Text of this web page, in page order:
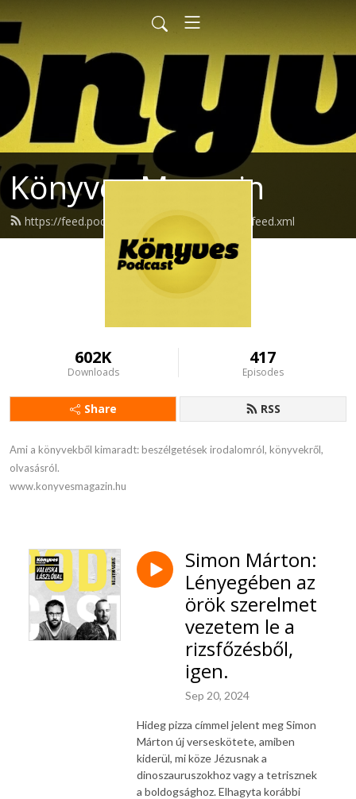
Könyves Magazin
https://feed.podbean.com/konyvesmagazin/feed.xml
602K
Downloads
417
Episodes
Share RSS
Ami a könyvekből kimaradt: beszélgetések irodalomról, könyvekről,
olvasásról.
www.konyvesmagazin.hu
Simon Márton:
Lényegében az
örök szerelmet
vezetem le a
rizsfőzésből,
igen.
Sep 20, 2024
Hideg pizza címmel jelent meg Simon
Márton új verseskötete, amiben
kiderül, mi köze Jézusnak a
dinoszauruszokhoz vagy a tetrisznek
a boldogsághoz. Elhagyta korábbi